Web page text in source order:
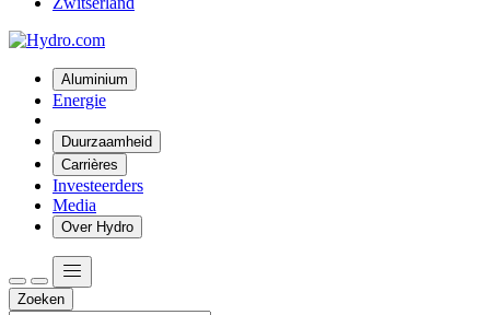
Aluminium
Energie
Duurzaamheid
Carrières
Investeerders
Media
Over Hydro
Zoeken